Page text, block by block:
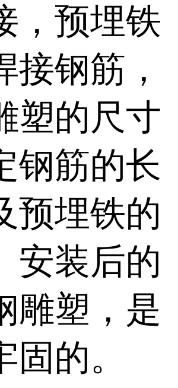
，预埋铁
接钢筋，
塑的尺寸
钢筋的长
预埋铁的
安装后的
雕塑，是
的。